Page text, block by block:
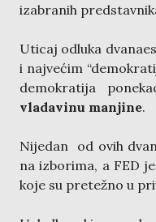
izabranih
Uticaj odluka
i najvećim
demokratija
vladavinu manjine.
Nijedan od ovih
na izborima, a FED
koje su pretežno u